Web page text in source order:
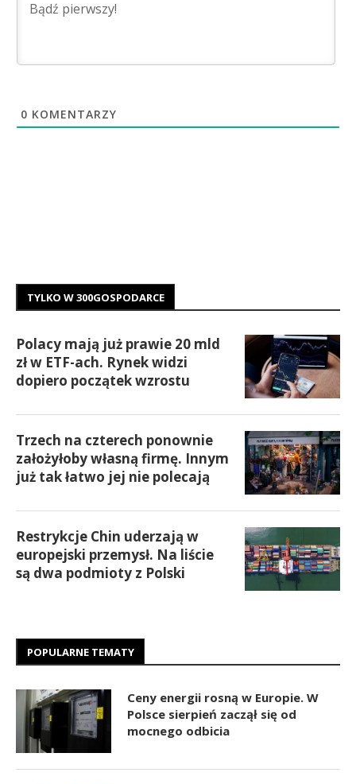
0 KOMENTARZY
TYLKO W 300GOSPODARCE
Polacy mają już prawie 20 mld
zł w ETF-ach. Rynek widzi
dopiero początek wzrostu
Trzech na czterech ponownie
założyłoby własną firmę. Innym
już tak łatwo jej nie polecają
Restrykcje Chin uderzają w
europejski przemysł. Na liście
są dwa podmioty z Polski
POPULARNE TEMATY
Ceny energii rosną w Europie. W
Polsce sierpień zaczął się od
mocnego odbicia